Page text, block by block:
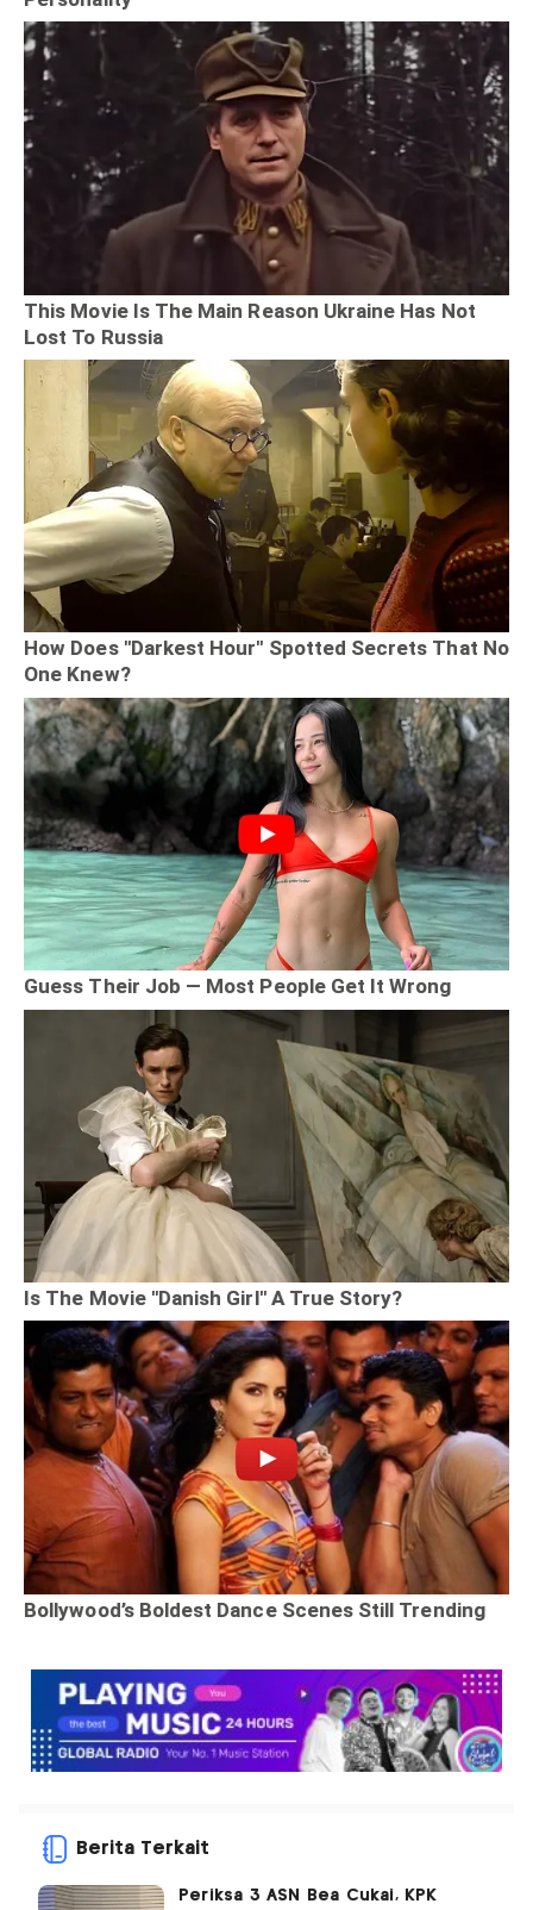
Berita Terkait
Periksa 3 ASN Bea Cukai, KPK